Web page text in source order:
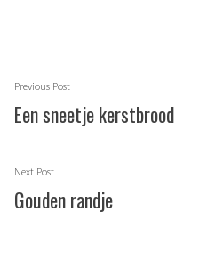
Berichtnavigatie
Previous PostPrevious
post:
Een sneetje kerstbrood
Next PostNext
post:
Gouden randje